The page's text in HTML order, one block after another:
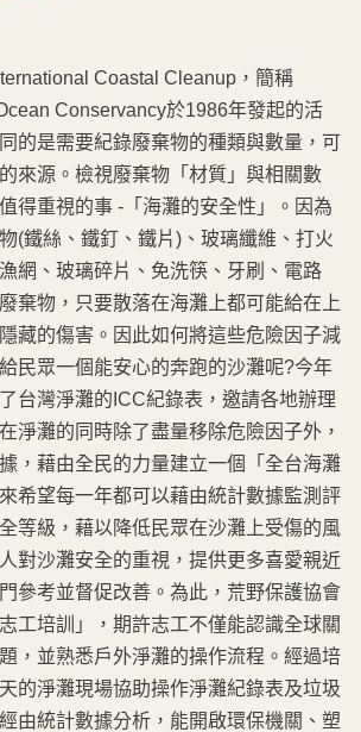
Coastal Cleanup，簡稱
Conservancy於1986年發起的活
的是需要紀錄廢棄物的種類與數量，可
來源。檢視廢棄物「材質」與相關數
得重視的事 -「海灘的安全性」。因為
(鐵絲、鐵釘、鐵片)、玻璃纖維、打火
網、玻璃碎片、免洗筷、牙刷、電路
棄物，只要散落在海灘上都可能給在上
藏的傷害。因此如何將這些危險因子減
民眾一個能安心的奔跑的沙灘呢?今年
台灣淨灘的ICC紀錄表，邀請各地辦理
淨灘的同時除了盡量移除危險因子外，
，藉由全民的力量建立一個「全台海灘
希望每一年都可以藉由統計數據監測評
等級，藉以降低民眾在沙灘上受傷的風
對沙灘安全的重視，提供更多喜愛親近
參考並督促改善。為此，荒野保護協會
工培訓」，期許志工不僅能認識全球關
，並熟悉戶外淨灘的操作流程。經過培
的淨灘現場協助操作淨灘紀錄表及垃圾
由統計數據分析，能開啟環保機關、塑